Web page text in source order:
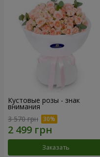
Кустовые розы - знак
внимания
3 570 грн
Заказать